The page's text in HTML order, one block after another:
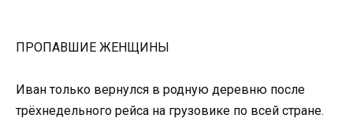
ПРОПАВШИЕ ЖЕНЩИНЫ
Иван только вернулся в родную деревню после
трёхнедельного рейса на грузовике по всей стране.